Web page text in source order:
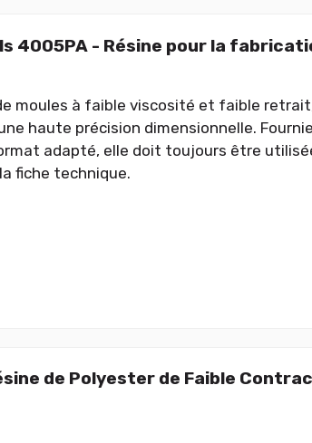
4005PA - Résine pour la
moules à faible viscosité et faible
haute précision dimensionnelle.
adapté, elle doit toujours être
fiche technique.
de Polyester de Faible